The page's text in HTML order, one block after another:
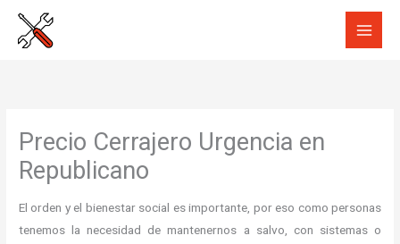
Precio Cerrajero Urgencia en
Republicano
El orden y el bienestar social es importante, por eso como personas
tenemos la necesidad de mantenernos a salvo, con sistemas o